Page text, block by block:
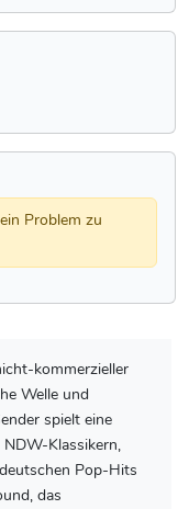
Problem zu
kommerzieller
Welle und
spielt eine
Klassikern,
Pop-Hits
das